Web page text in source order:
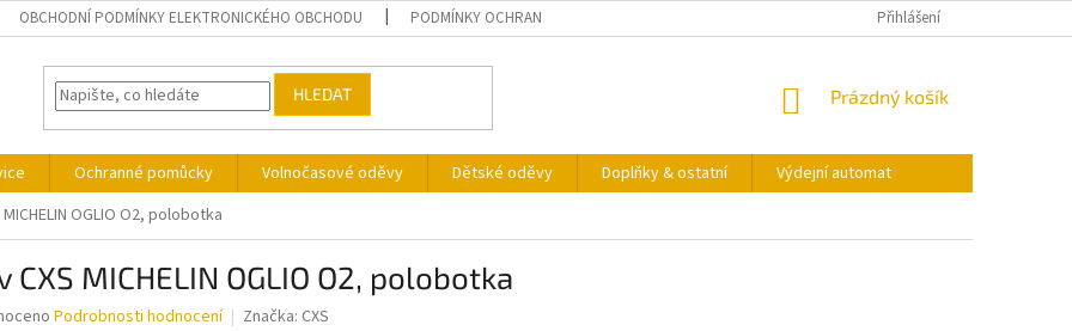
OBCHODNÍ PODMÍNKY ELEKTRONICKÉHO OBCHODU PODMÍNKY OCHRANY OSOBNÍCH ÚDAJŮ VÝDEJNÍ AUTOMAT
Přihlášení
HLEDAT
NÁKUPNÍ
Prázdný košík
Ochranné pomůcky Volnočasové oděvy Dětské oděvy Doplňky & ostatní
Výdejní automat
OGLIO O2, polobotka
CXS MICHELIN OGLIO O2, polobotka
Podrobnosti hodnocení Značka: CXS